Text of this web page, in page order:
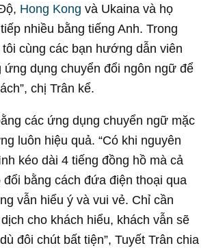
Hong Kong và Ukaina và họ
nhiều bằng tiếng Anh. Trong
cùng các bạn hướng dẫn viên
ứng dụng chuyển đổi ngôn ngữ để
chị Trân kể.
các ứng dụng chuyển ngữ mặc
luôn hiệu quả. “Có khi nguyên
kéo dài 4 tiếng đồng hồ mà cả
đổi bằng cách đứa điện thoại qua
vẫn hiểu ý và vui vẻ. Chỉ cần
cho khách hiểu, khách vẫn sẽ
đôi chút bất tiện”, Tuyết Trân chia